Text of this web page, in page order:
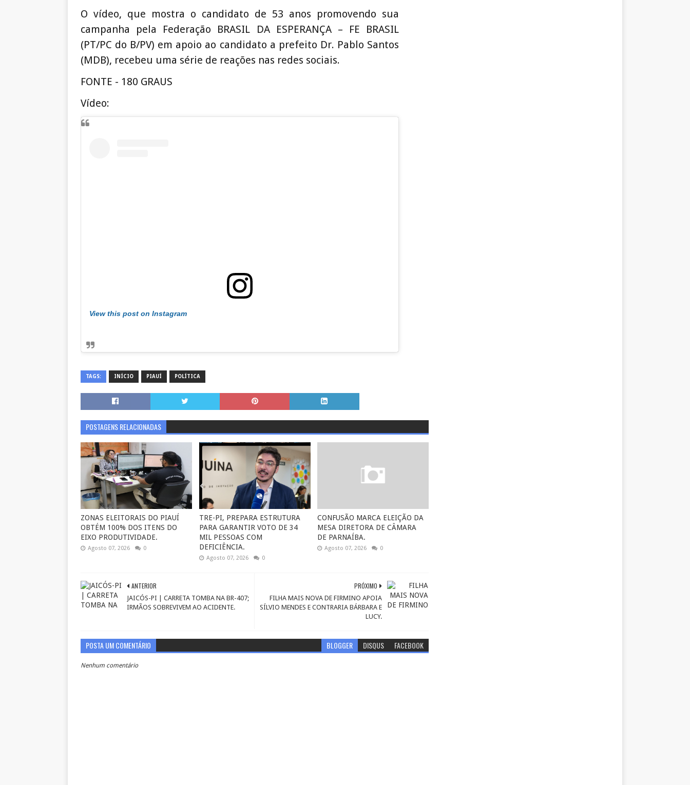
O vídeo, que mostra o candidato de 53 anos promovendo sua
campanha pela Federação BRASIL DA ESPERANÇA – FE BRASIL
(PT/PC do B/PV) em apoio ao candidato a prefeito Dr. Pablo Santos
(MDB), recebeu uma série de reações nas redes sociais.
FONTE - 180 GRAUS
Vídeo:
View this post on Instagram
TAGS: INÍCIO PIAUÍ POLÍTICA
POSTAGENS RELACIONADAS
ZONAS ELEITORAIS DO PIAUÍ
OBTÉM 100% DOS ITENS DO
EIXO PRODUTIVIDADE.
Agosto 07, 2026 0
TRE-PI, PREPARA ESTRUTURA
PARA GARANTIR VOTO DE 34
MIL PESSOAS COM
DEFICIÊNCIA.
Agosto 07, 2026 0
CONFUSÃO MARCA ELEIÇÃO DA
MESA DIRETORA DE CÂMARA
DE PARNAÍBA.
Agosto 07, 2026 0
PRÓXIMO
FILHA MAIS NOVA DE FIRMINO APOIA
SÍLVIO MENDES E CONTRARIA BÁRBARA E
LUCY.
ANTERIOR
JAICÓS-PI | CARRETA TOMBA NA BR-407;
IRMÃOS SOBREVIVEM AO ACIDENTE.
POSTA UM COMENTÁRIO BLOGGER DISQUS FACEBOOK
Nenhum comentário